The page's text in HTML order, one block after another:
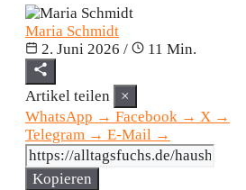
Maria Schmidt
2. Juni 2026 / 11 Min.
Artikel teilen
×
WhatsApp → Facebook → X →
Telegram → E-Mail →
Kopieren